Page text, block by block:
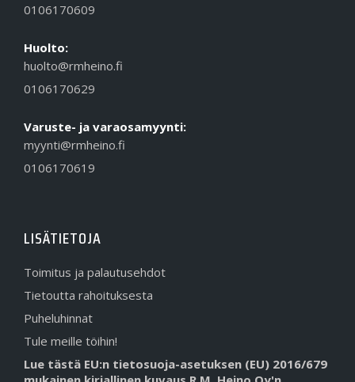
0106170609
Huolto:
huolto@rmheino.fi
0106170629
Varuste- ja varaosamyynti:
myynti@rmheino.fi
0106170619
LISÄTIETOJA
Toimitus ja palautusehdot
Tietoutta rahoituksesta
Puheluhinnat
Tule meille töihin!
Lue tästä EU:n tietosuoja-asetuksen (EU) 2016/679